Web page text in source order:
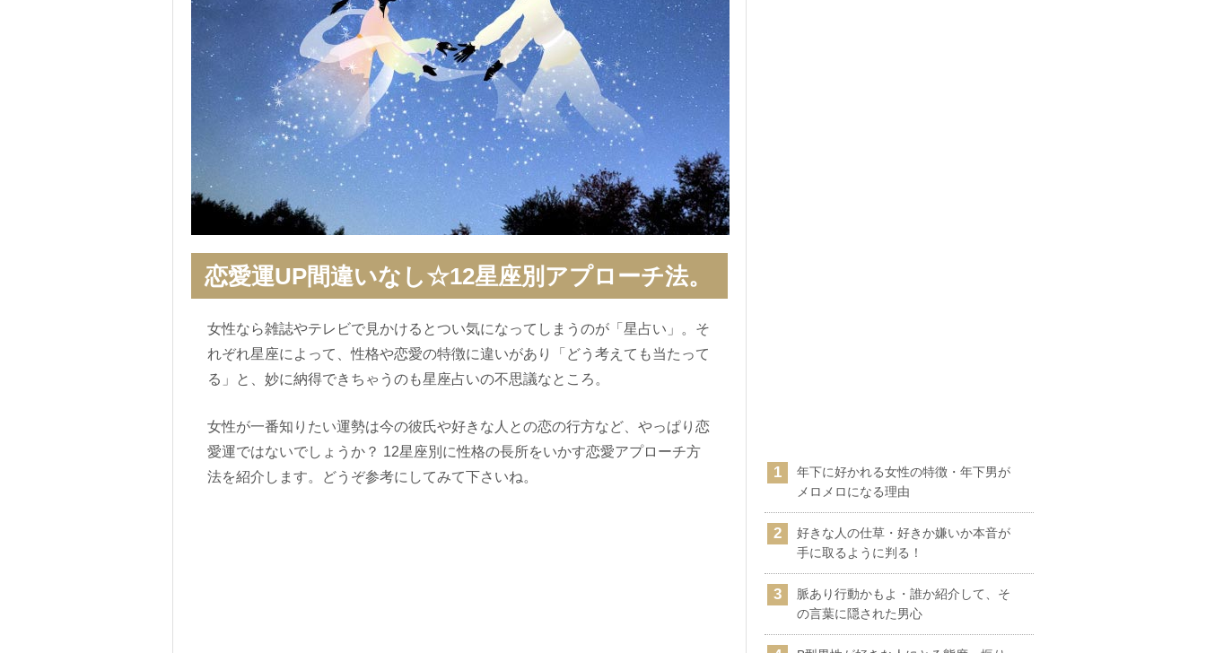
恋愛運UP間違いなし☆12星座別アプローチ法。
女性なら雑誌やテレビで見かけるとつい気になってしまうのが「星占い」。そ
れぞれ星座によって、性格や恋愛の特徴に違いがあり「どう考えても当たって
る」と、妙に納得できちゃうのも星座占いの不思議なところ。
女性が一番知りたい運勢は今の彼氏や好きな人との恋の行方など、やっぱり恋
愛運ではないでしょうか？ 12星座別に性格の長所をいかす恋愛アプローチ方
法を紹介します。どうぞ参考にしてみて下さいね。
年下に好かれる女性の特徴・年下男が
メロメロになる理由
好きな人の仕草・好きか嫌いか本音が
手に取るように判る！
脈あり行動かもよ・誰か紹介して、そ
の言葉に隠された男心